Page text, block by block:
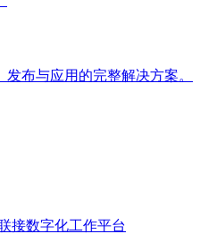
布与应用的完整解决方案。
接数字化工作平台